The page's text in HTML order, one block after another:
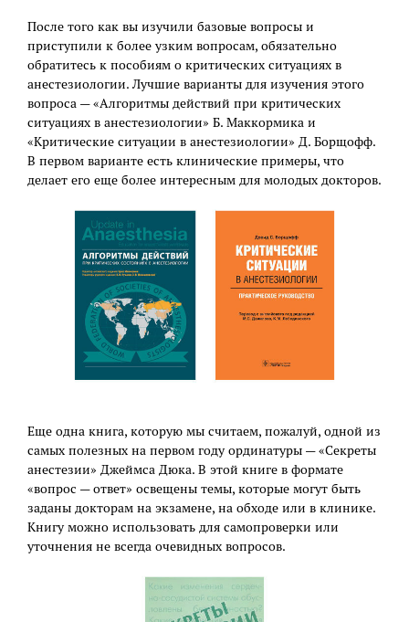
После того как вы изучили базовые вопросы и
приступили к более узким вопросам, обязательно
обратитесь к пособиям о критических ситуациях в
анестезиологии. Лучшие варианты для изучения этого
вопроса — «Алгоритмы действий при критических
ситуациях в анестезиологии» Б. Маккормика и
«Критические ситуации в анестезиологии» Д. Борщофф.
В первом варианте есть клинические примеры, что
делает его еще более интересным для молодых докторов.
Еще одна книга, которую мы считаем, пожалуй, одной из
самых полезных на первом году ординатуры — «Секреты
анестезии» Джеймса Дюка. В этой книге в формате
«вопрос — ответ» освещены темы, которые могут быть
заданы докторам на экзамене, на обходе или в клинике.
Книгу можно использовать для самопроверки или
уточнения не всегда очевидных вопросов.